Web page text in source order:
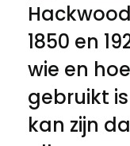
1850 en
wie en
gebruikt
kan zijn